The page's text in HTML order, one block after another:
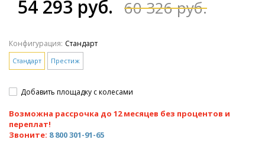
54 293 руб. 60 326 руб.
Конфигурация: Стандарт
Стандарт Престиж
Добавить площадку с колесами
Возможна рассрочка до 12 месяцев без процентов и
переплат!
Звоните: 8 800 301-91-65